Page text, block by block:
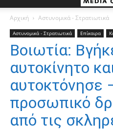
Αρχική Αστυνομικά - Στρατιωτικά
Αστυνομικά - Στρατιωτικά Επίκαιρα
Βοιωτία:
αυτοκίνητο
αυτοκτόνησε
προσωπικό
από τις